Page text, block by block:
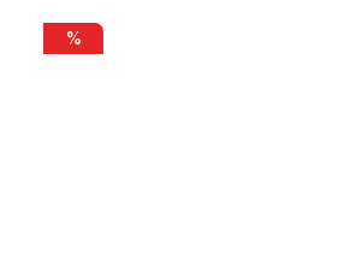
Double Sacoche vélo route pneu sac
%